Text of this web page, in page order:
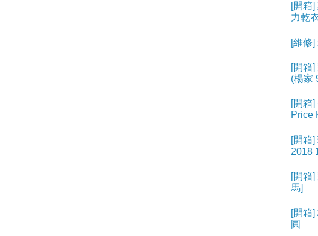
[開箱
力乾
[維修
[開箱
(楊家
[開箱
Price
[開箱
2018
[開箱
馬]
[開箱
圓